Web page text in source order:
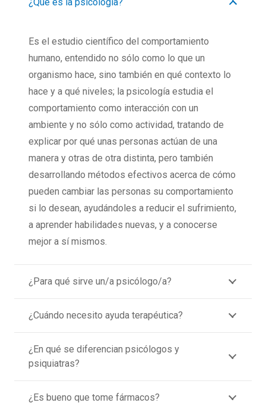
Es el estudio científico del comportamiento
humano, entendido no sólo como lo que un
organismo hace, sino también en qué contexto lo
hace y a qué niveles; la psicología estudia el
comportamiento como interacción con un
ambiente y no sólo como actividad, tratando de
explicar por qué unas personas actúan de una
manera y otras de otra distinta, pero también
desarrollando métodos efectivos acerca de cómo
pueden cambiar las personas su comportamiento
si lo desean, ayudándoles a reducir el sufrimiento,
a aprender habilidades nuevas, y a conocerse
mejor a sí mismos.
¿Para qué sirve un/a psicólogo/a?
¿Cuándo necesito ayuda terapéutica?
¿En qué se diferencian psicólogos y
psiquiatras?
¿Es bueno que tome fármacos?